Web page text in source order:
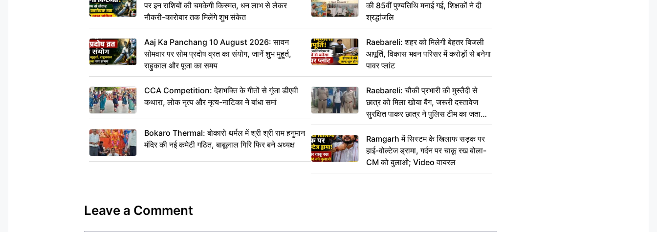
पर इन राशियों की चमकेगी किस्मत, धन लाभ से लेकर
नौकरी-कारोबार तक मिलेंगे शुभ संकेत
Aaj Ka Panchang 10 August 2026: सावन
सोमवार पर सोम प्रदोष व्रत का संयोग, जानें शुभ मुहूर्त,
राहुकाल और पूजा का समय
CCA Competition: देशभक्ति के गीतों से गूंजा डीएवी
कथारा, लोक नृत्य और नृत्य-नाटिका ने बांधा समां
Bokaro Thermal: बोकारो थर्मल में श्री श्री राम हनुमान
मंदिर की नई कमेटी गठित, बाबूलाल गिरि फिर बने अध्यक्ष
की 85वीं पुण्यतिथि मनाई गई, शिक्षकों ने दी
श्रद्धांजलि
Raebareli: शहर को मिलेगी बेहतर बिजली
आपूर्ति, विकास भवन परिसर में करोड़ों से बनेगा
पावर प्लांट
Raebareli: चौकी प्रभारी की मुस्तैदी से
छात्र को मिला खोया बैग, जरूरी दस्तावेज
सुरक्षित पाकर छात्र ने पुलिस टीम का जताया
आभार
Ramgarh में सिस्टम के खिलाफ सड़क पर
हाई-वोल्टेज ड्रामा, गर्दन पर चाकू रख बोला-
CM को बुलाओ; Video वायरल
Leave a Comment